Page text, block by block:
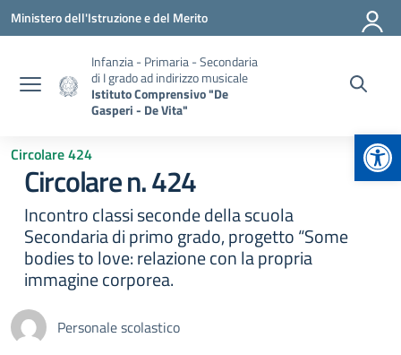
Vai ai contenuti
Vai al menu di navigazione
Vai al footer
Ministero dell'Istruzione e del Merito
Infanzia - Primaria - Secondaria
di I grado ad indirizzo musicale
Istituto Comprensivo "De
Gasperi - De Vita"
Circolare 424
Circolare n. 424
Incontro classi seconde della scuola
Secondaria di primo grado, progetto “Some
bodies to love: relazione con la propria
immagine corporea.
Personale scolastico